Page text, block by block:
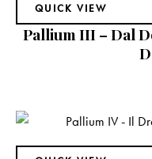
Pallium III – Dal
QUICK VIEW